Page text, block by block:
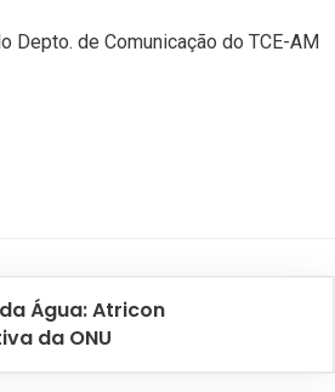
Depto. de Comunicação do TCE-AM
Água: Atricon
da ONU